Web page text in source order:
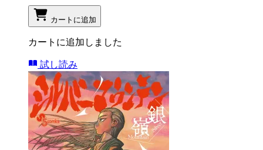
カートに追加
カートに追加しました
試し読み